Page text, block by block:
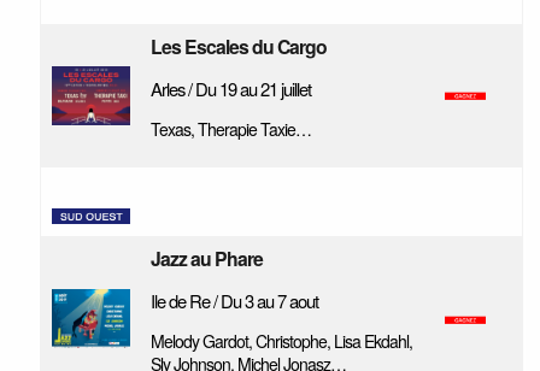
Les Escales du Cargo
Arles / Du 19 au 21 juillet
Texas, Therapie Taxie…
Jazz au Phare
Ile de Re / Du 3 au 7 aout
Melody Gardot, Christophe, Lisa Ekdahl,
Sly Johnson, Michel Jonasz…